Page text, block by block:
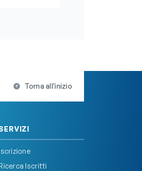
Torna all'inizio
Iscritti